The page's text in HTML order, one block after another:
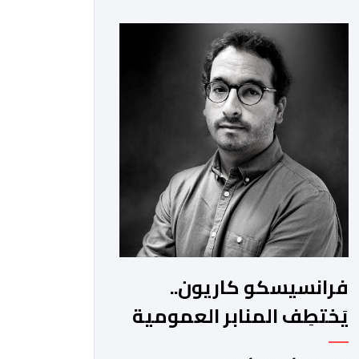
وأكادير وتيكيوين والعروي وأسفي
ووجدة والعيون والدار البيضاء وبني ملال
وابن جرير وطنجة وأصيلة، وذلك في إطار
دينامية داخلية تهدف لضخ دماء جديدة
والاستعانة بكفاءات أمنية شابة
ومتمرسة، […]
فرانسيسكو كاريون..
يَختطِف المنابر العمومية
الإسبانية لتصريف أجندات